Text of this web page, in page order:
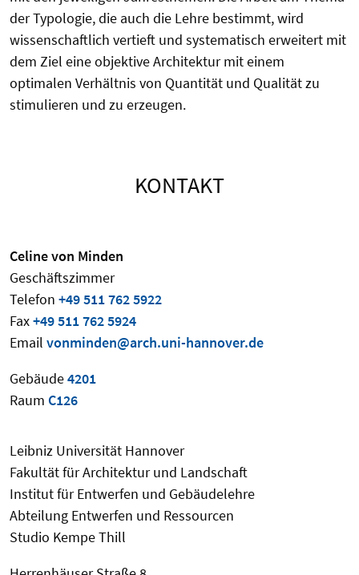
der Typologie, die auch die Lehre bestimmt, wird
wissenschaftlich vertieft und systematisch erweitert mit
dem Ziel eine objektive Architektur mit einem
optimalen Verhältnis von Quantität und Qualität zu
stimulieren und zu erzeugen.
KONTAKT
Celine von Minden
Geschäftszimmer
Telefon +49 511 762 5922
Fax+49 511 762 5924
Email vonminden@arch.uni-hannover.de
Gebäude4201
Raum C126
Leibniz Universität Hannover
Fakultät für Architektur und Landschaft
Institut für Entwerfen und Gebäudelehre
Abteilung Entwerfen und Ressourcen
Studio Kempe Thill